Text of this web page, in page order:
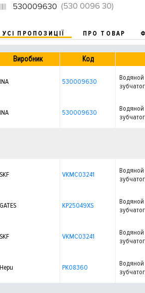
530009630 (530 0096 30)
УСІ ПРОПОЗИЦІЇ ПРО ТОВАР
Виробник Код
INA 530009630
Водяной
INA 530009630
Водяной
SKF VKMC03241
Водяной
GATES KP25049XS
Водяной
SKF VKMC03241
Водяной
Hepu PK08360
Водяной